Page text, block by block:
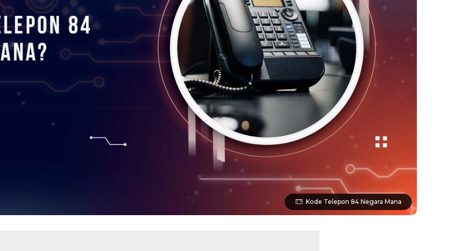
Kode Telepon 84 Negara Mana